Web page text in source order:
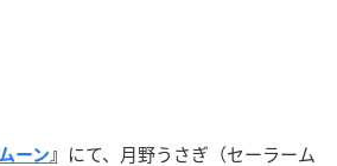
ーン 』
にて、月野うさぎ（セーラーム